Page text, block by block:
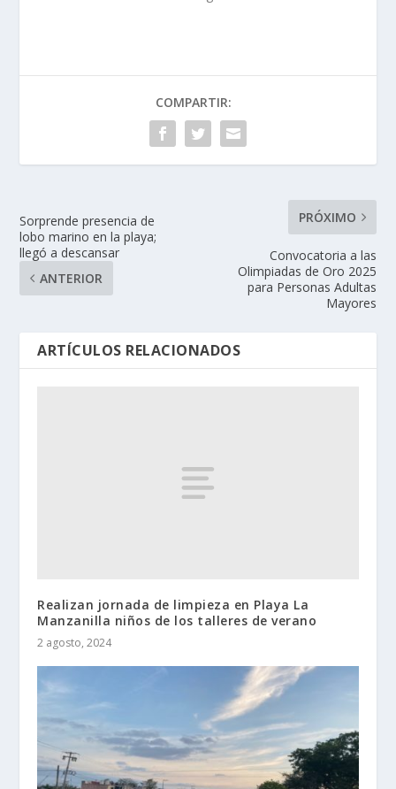
COMPARTIR:
Sorprende presencia de
lobo marino en la playa;
llegó a descansar
ANTERIOR
PRÓXIMO
Convocatoria a las
Olimpiadas de Oro 2025
para Personas Adultas
Mayores
ARTÍCULOS RELACIONADOS
Realizan jornada de limpieza en Playa La
Manzanilla niños de los talleres de verano
2 agosto, 2024